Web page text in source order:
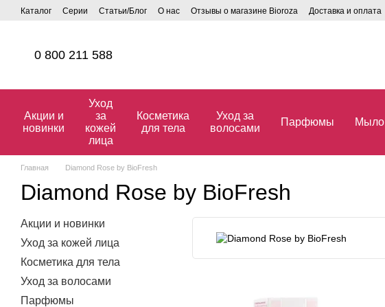
Перейти к основному контенту
Каталог Серии Статьи/Блог О нас Отзывы о магазине Bioroza Доставка и оплата
0 800 211 588
Акции и
новинки
Уход
за
кожей
лица
Косметика
для тела
Уход за
волосами
Парфюмы Мыло
Главная Diamond Rose by BioFresh
Diamond Rose by BioFresh
Акции и новинки
Уход за кожей лица
Косметика для тела
Уход за волосами
Парфюмы